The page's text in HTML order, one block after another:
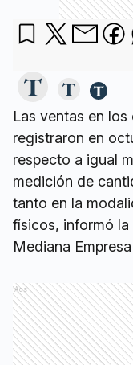
Las ventas en
registraron en
respecto a igual
medición de
tanto en la
físicos, informó
Mediana
Ads